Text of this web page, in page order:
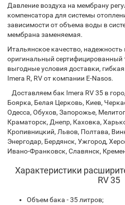
Давление воздуха на мембрану
компенсатора для системы
зависимости от объема воды в
мембрана заменяемая.
Итальянское качество,
оригинальный сертифицированный
выгодные условия доставки,
Imera R, RV от компании E-Nasos.
Доставляем бак Imera RV 35 в
Боярка, Белая Церковь, Киев,
Одесса, Обухов, Запорожье,
Краматорск, Днепр, Каховка,
Кропивницкий, Львов, Полтава,
Энергодар, Бердянск, Ужгород,
Ивано-Франковск, Славянск,
Характеристики
RV 35
Объем бака - 35 литров;